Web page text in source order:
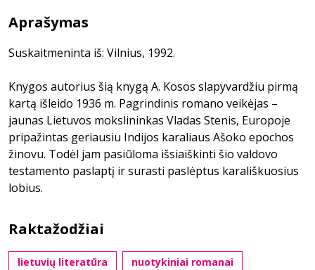
Aprašymas
Suskaitmeninta iš: Vilnius, 1992.
Knygos autorius šią knygą A. Kosos slapyvardžiu pirmą
kartą išleido 1936 m. Pagrindinis romano veikėjas –
jaunas Lietuvos mokslininkas Vladas Stenis, Europoje
pripažintas geriausiu Indijos karaliaus Ašoko epochos
žinovu. Todėl jam pasiūloma išsiaiškinti šio valdovo
testamento paslaptį ir surasti paslėptus karališkuosius
lobius.
Raktažodžiai
lietuvių literatūra nuotykiniai romanai